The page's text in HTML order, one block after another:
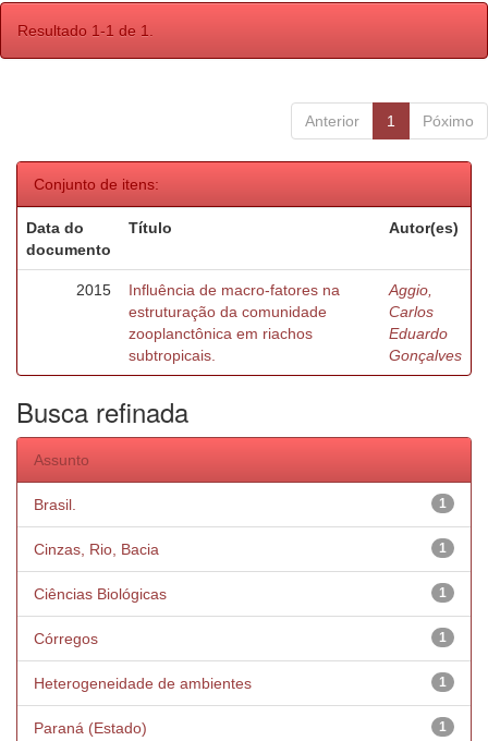
Resultado 1-1 de 1.
Anterior 1 Póximo
Conjunto de itens:
Data do
documento
Título Autor(es)
2015
Influência de macro-fatores na
estruturação da comunidade
zooplanctônica em riachos
subtropicais.
Aggio,
Carlos
Eduardo
Gonçalves
Busca refinada
Assunto
1
Brasil.
1
Cinzas, Rio, Bacia
1
Ciências Biológicas
1
Córregos
1
Heterogeneidade de ambientes
1
Paraná (Estado)